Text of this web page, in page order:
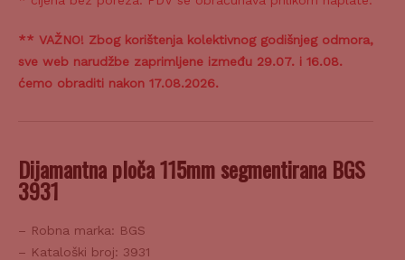
** VAŽNO! Zbog korištenja kolektivnog godišnjeg odmora,
sve web narudžbe zaprimljene između 29.07. i 16.08.
ćemo obraditi nakon 17.08.2026.
Dijamantna ploča 115mm segmentirana BGS
3931
– Robna marka: BGS
– Kataloški broj: 3931